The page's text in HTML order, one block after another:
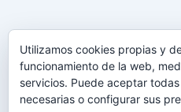
Utilizamos cookies propias y
funcionamiento de la web,
servicios. Puede aceptar
necesarias o configurar sus